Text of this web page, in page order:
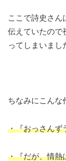
ここで詩史さん
伝えていたので
ってしまいまし
ちなみにこんな
・『おっさんず
・『だが、情熱